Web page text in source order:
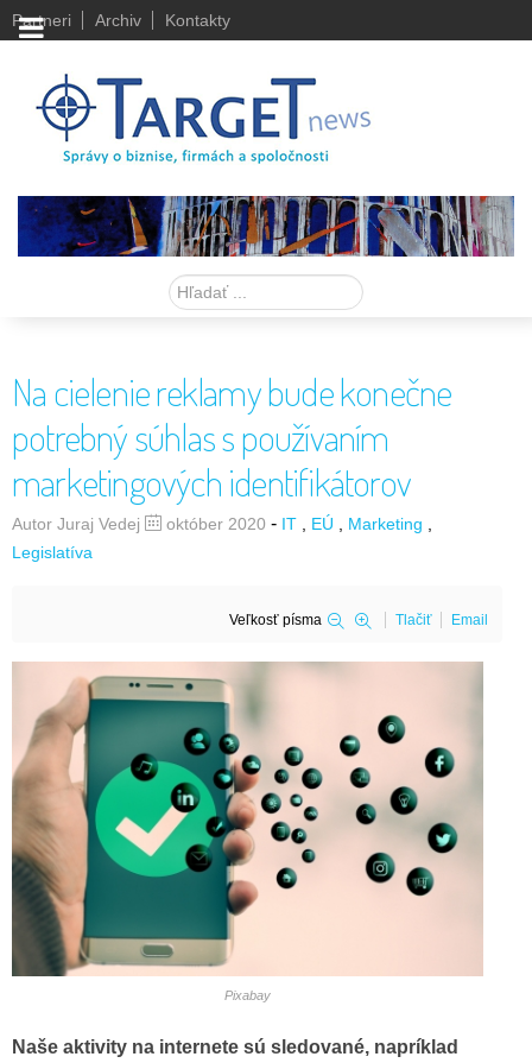
Partneri Archiv Kontakty
Hľadať
Na cielenie reklamy bude konečne
potrebný súhlas s používaním
marketingových identifikátorov
Autor Juraj Vedej október 2020 - IT EÚ
Marketing
Legislatíva
Veľkosť písma Tlačiť Email
Pixabay
Naše aktivity na internete sú sledované, napríklad